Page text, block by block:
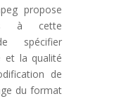
propose
à cette
spécifier
et la qualité
de
du format